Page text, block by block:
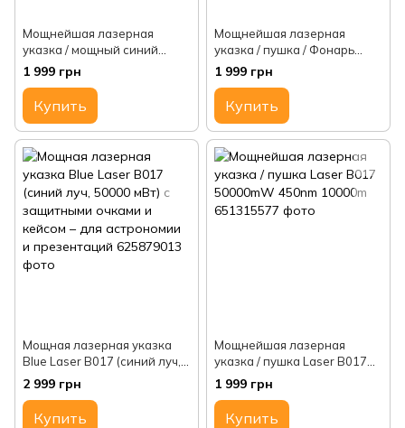
Мощнейшая лазерная
указка / мощный синий
лазер Laser B019 (B017)
50000mW 450nm 10000m
встроенный аккумулятор
1 999 грн
Купить
Мощнейшая лазерная
указка / пушка / Фонарь
лазер синий YX-B008, 5
насадок 50000mW
1 999 грн
Купить
Мощная лазерная указка
Blue Laser B017 (синий луч,
50000 мВт) с защитными
очками и кейсом – для
астрономии и презентаций
2 999 грн
Купить
Мощнейшая лазерная
указка / пушка Laser B017
50000mW 450nm 10000m
1 999 грн
Купить